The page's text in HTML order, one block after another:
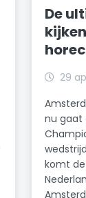
De
29
nu gaat
komt